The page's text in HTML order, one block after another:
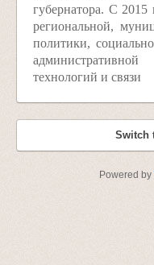
губернатора. С 2015
региональной,
политики,
технологий и связи
Switch
Powered by